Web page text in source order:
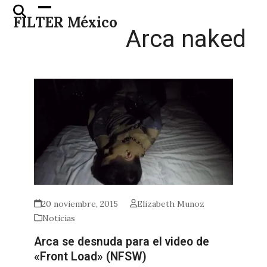
Skip
FILTER México
Open
mobile
Close
mobile
Arca naked
20 noviembre, 2015
Elizabeth Munoz
Noticias
Arca se desnuda para el video de
«Front Load» (NFSW)